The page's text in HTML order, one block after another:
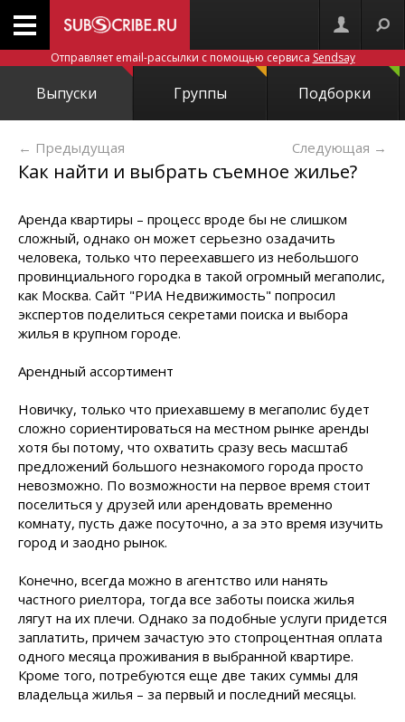
Отправляет email-рассылки с помощью сервиса Sendsay
Выпуски Группы Подборки
← Предыдущая Следующая →
Как найти и выбрать съемное жилье?
Аренда квартиры – процесс вроде бы не слишком
сложный, однако он может серьезно озадачить
человека, только что переехавшего из небольшого
провинциального городка в такой огромный мегаполис,
как Москва. Сайт "РИА Недвижимость" попросил
экспертов поделиться секретами поиска и выбора
жилья в крупном городе.
Арендный ассортимент
Новичку, только что приехавшему в мегаполис будет
сложно сориентироваться на местном рынке аренды
хотя бы потому, что охватить сразу весь масштаб
предложений большого незнакомого города просто
невозможно. По возможности на первое время стоит
поселиться у друзей или арендовать временно
комнату, пусть даже посуточно, а за это время изучить
город и заодно рынок.
Конечно, всегда можно в агентство или нанять
частного риелтора, тогда все заботы поиска жилья
лягут на их плечи. Однако за подобные услуги придется
заплатить, причем зачастую это стопроцентная оплата
одного месяца проживания в выбранной квартире.
Кроме того, потребуются еще две таких суммы для
владельца жилья – за первый и последний месяцы.